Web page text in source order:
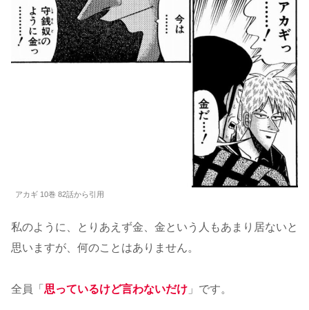
アカギ 10巻 82話から引用
私のように、とりあえず金、金という人もあまり居ないと
思いますが、何のことはありません。
全員「 思っているけど言わないだけ 」です。